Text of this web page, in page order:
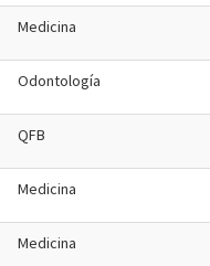
Medicina
Odontología
QFB
Medicina
Medicina